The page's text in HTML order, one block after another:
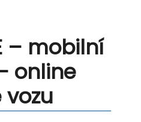
– mobilní
online
vozu